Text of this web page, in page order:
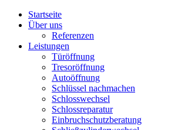
Startseite
Über uns
Referenzen
Leistungen
Türöffnung
Tresoröffnung
Аutoöffnung
Schlüssel nachmachen
Schlosswechsel
Schlossreparatur
Einbruchschutzberatung